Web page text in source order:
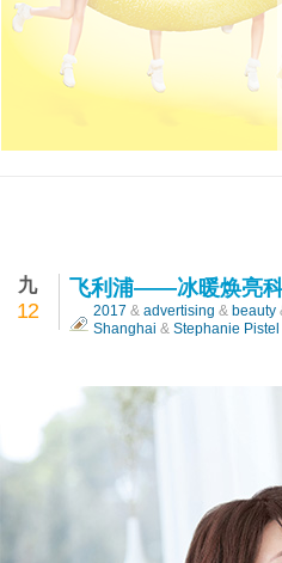
飞利浦——冰暖焕亮科技，让眼部有
九
12
飞利浦——冰暖焕亮
2017 & advertising & beauty
Shanghai & Stephanie Pistel